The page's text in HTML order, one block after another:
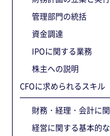
管理部門の統括
資金調達
IPOに関する業務
株主への説明
CFOに求められるスキル
財務・経理・会計に
経営に関する基本的